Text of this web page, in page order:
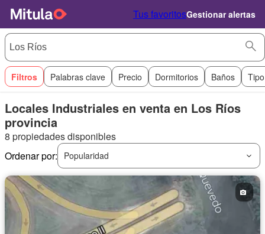
Tus favoritosGestionar alertas
Filtros Palabras clave Precio Dormitorios Baños
Locales Industriales en venta en Los Ríos
provincia
8 propiedades disponibles
Ordenar por:
Popularidad